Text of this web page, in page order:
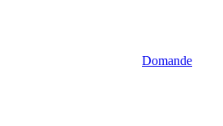
Domande